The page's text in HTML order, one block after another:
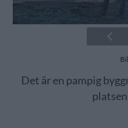
Det är en pampig